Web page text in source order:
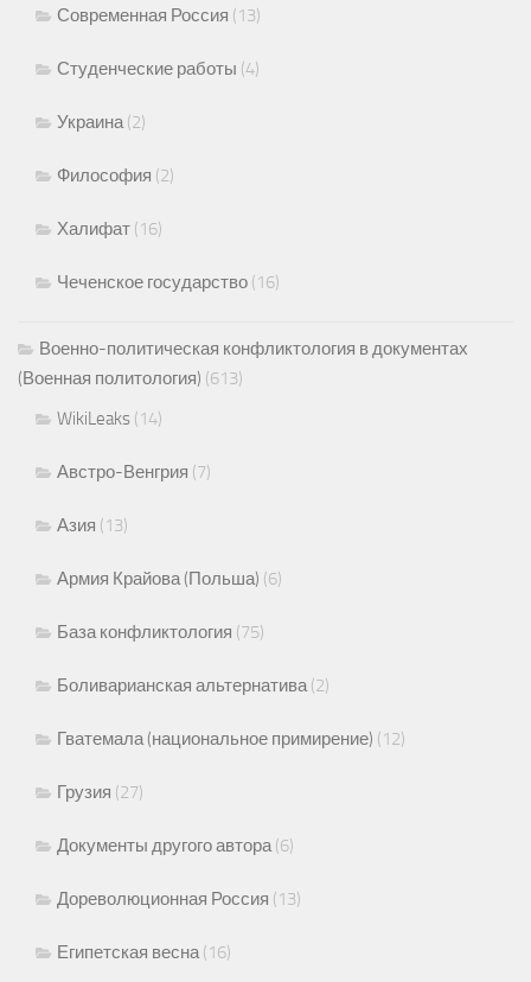
Современная Россия (13)
Студенческие работы (4)
Украина(2)
Философия (2)
Халифат (16)
Чеченское государство (16)
Военно-политическая конфликтология в документах
(Военная политология) (613)
WikiLeaks (14)
Австро-Венгрия (7)
Азия (13)
Армия Крайова (Польша) (6)
База конфликтология (75)
Боливарианская альтернатива(2)
Гватемала (национальное примирение) (12)
Грузия (27)
Документы другого автора(6)
Дореволюционная Россия (13)
Египетская весна(16)